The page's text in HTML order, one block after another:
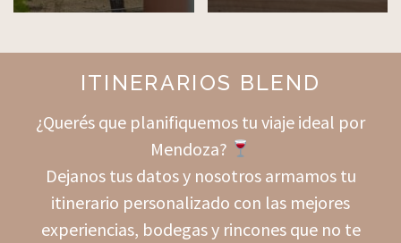
ITINERARIOS BLEND
¿Querés que planifiquemos tu viaje ideal por
Mendoza?
Dejanos tus datos y nosotros armamos tu
itinerario personalizado con las mejores
experiencias, bodegas y rincones que no te